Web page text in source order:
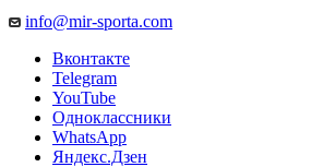
info@mir-sporta.com
Вконтакте
Telegram
YouTube
Одноклассники
WhatsApp
Яндекс.Дзен